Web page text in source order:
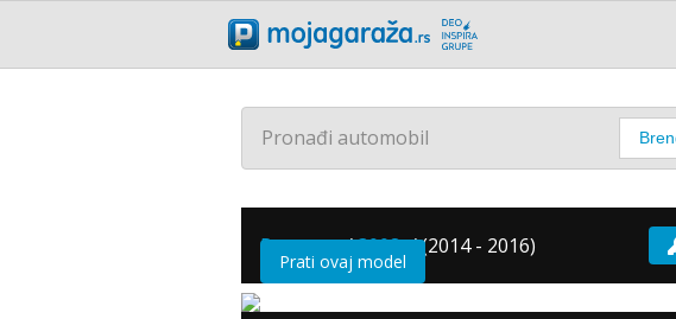
Pronađi automobil
Peugeot /3008 /(2014 - 2016)
Prati ovaj model